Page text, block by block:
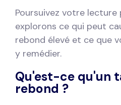
Poursuivez votre lecture
explorons ce qui peut
rebond élevé et ce que
y remédier.
Qu'est-ce qu'un
rebond ?